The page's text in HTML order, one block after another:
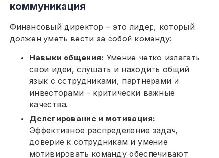
коммуникация
Финансовый директор – это лидер, который
должен уметь вести за собой команду:
Навыки общения: Умение четко излагать
свои идеи, слушать и находить общий
язык с сотрудниками, партнерами и
инвесторами – критически важные
качества.
Делегирование и мотивация:
Эффективное распределение задач,
доверие к сотрудникам и умение
мотивировать команду обеспечивают